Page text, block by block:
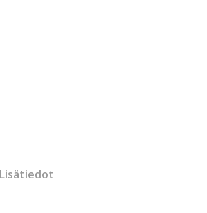
Lisätiedot